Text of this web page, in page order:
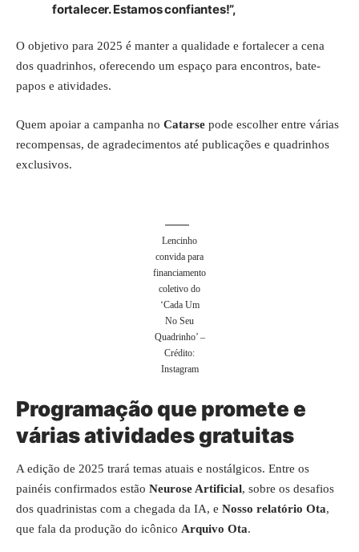
fortalecer. Estamos confiantes!”,
O objetivo para 2025 é manter a qualidade e fortalecer a cena
dos quadrinhos, oferecendo um espaço para encontros, bate-
papos e atividades.
Quem apoiar a campanha no Catarse pode escolher entre várias
recompensas, de agradecimentos até publicações e quadrinhos
exclusivos.
Lencinho
convida para
financiamento
coletivo do
‘Cada Um
No Seu
Quadrinho’ –
Crédito:
Instagram
Programação que promete e
várias atividades gratuitas
A edição de 2025 trará temas atuais e nostálgicos. Entre os
painéis confirmados estão Neurose Artificial, sobre os desafios
dos quadrinistas com a chegada da IA, e Nosso relatório Ota,
que fala da produção do icônico Arquivo Ota.